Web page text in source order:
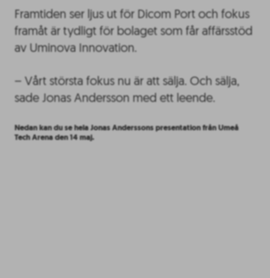
Framtiden ser ljus ut för Dicom Port och fokus
framåt är tydligt för bolaget som får affärsstöd
av Uminova Innovation.
– Vårt största fokus nu är att sälja. Och sälja,
sade Jonas Andersson med ett leende.
Nedan kan du se hela Jonas Anderssons presentation från Umeå
Tech Arena den 14 maj.